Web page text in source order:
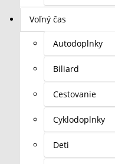
Voľný čas
Autodoplnky
Biliard
Cestovanie
Cyklodoplnky
Deti